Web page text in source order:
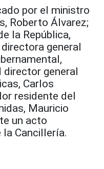
por el ministro
Roberto Álvarez;
la República,
general
director general
Carlos
residente del
Mauricio
un acto
la Cancillería.